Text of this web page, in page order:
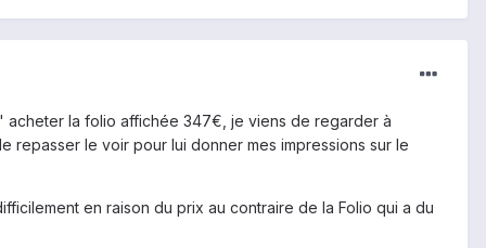
la folio affichée 347€, je viens de regarder à
le voir pour lui donner mes impressions sur le
en raison du prix au contraire de la Folio qui a du